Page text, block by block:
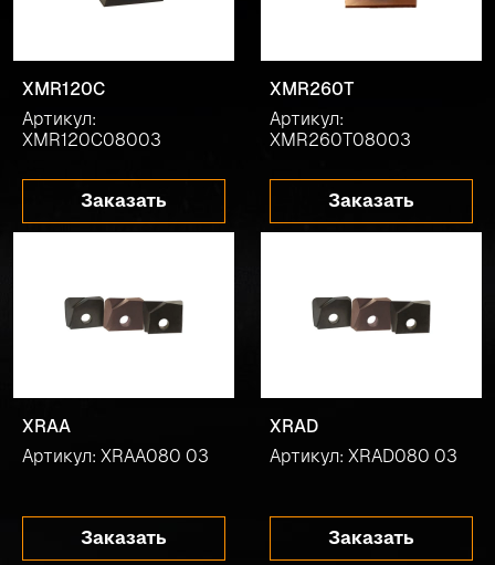
XMR120C
Артикул:
XMR120C08003
Заказать
XMR260T
Артикул:
XMR260T08003
Заказать
XRAA
Артикул: XRAA080 03
Заказать
XRAD
Артикул: XRAD080 03
Заказать